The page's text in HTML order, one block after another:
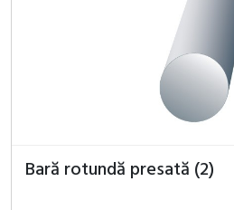
Bară rotundă presată (2)